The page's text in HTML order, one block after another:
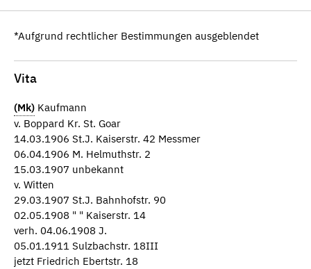
*Aufgrund rechtlicher Bestimmungen ausgeblendet
Vita
(Mk) Kaufmann
v. Boppard Kr. St. Goar
14.03.1906 St.J. Kaiserstr. 42 Messmer
06.04.1906 M. Helmuthstr. 2
15.03.1907 unbekannt
v. Witten
29.03.1907 St.J. Bahnhofstr. 90
02.05.1908 " " Kaiserstr. 14
verh. 04.06.1908 J.
05.01.1911 Sulzbachstr. 18III
jetzt Friedrich Ebertstr. 18